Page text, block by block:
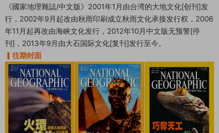
《國家地理雜誌/中文版》2001年1月由台湾的大地文化[创刊]发
行，2002年9月起改由秋雨印刷成立秋雨文化承接发行权，2006
年11月起再改由海峡文化发行，2012年10月中文版无预警[停
刊]，2013年9月由大石国际文化[复刊]发行至今。
▎往期封面